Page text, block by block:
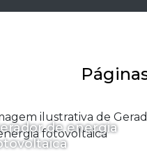
de energia